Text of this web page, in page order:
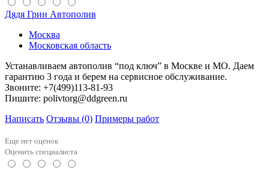
Дядя Грин Автополив
Москва
Московская область
Устанавливаем автополив “под ключ” в Москве и МО. Даем
гарантию 3 года и берем на сервисное обслуживание.
Звоните: +7(499)113-81-93
Пишите: polivtorg@ddgreen.ru
Написать Отзывы (0) Примеры работ
Еще нет оценок
Оценить специалиста